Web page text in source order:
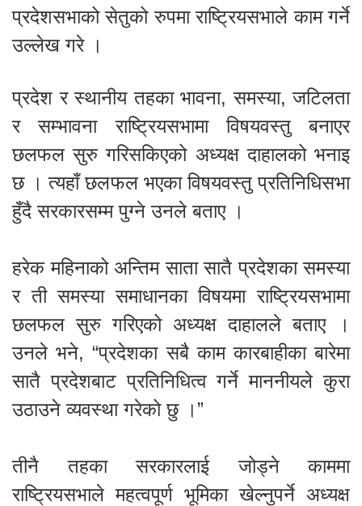
प्रदेशसभाको सेतुको रुपमा राष्ट्रियसभाले काम गर्ने
उल्लेख गरे ।
प्रदेश र स्थानीय तहका भावना, समस्या, जटिलता
र सम्भावना राष्ट्रियसभामा विषयवस्तु बनाएर
छलफल सुरु गरिसकिएको अध्यक्ष दाहालको भनाइ
छ । त्यहाँ छलफल भएका विषयवस्तु प्रतिनिधिसभा
हुँदै सरकारसम्म पुग्ने उनले बताए ।
हरेक महिनाको अन्तिम साता सातै प्रदेशका समस्या
र ती समस्या समाधानका विषयमा राष्ट्रियसभामा
छलफल सुरु गरिएको अध्यक्ष दाहालले बताए ।
उनले भने, “प्रदेशका सबै काम कारबाहीका बारेमा
सातै प्रदेशबाट प्रतिनिधित्व गर्ने माननीयले कुरा
उठाउने व्यवस्था गरेको छु ।”
तीनै तहका सरकारलाई जोड्ने काममा
राष्ट्रियसभाले महत्वपूर्ण भूमिका खेल्नुपर्ने अध्यक्ष